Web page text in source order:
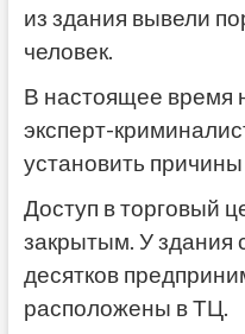
из здания вывели
человек.
В настоящее время
эксперт-
установить
Доступ в торговый
закрытым. У здания
десятков
расположены в ТЦ.